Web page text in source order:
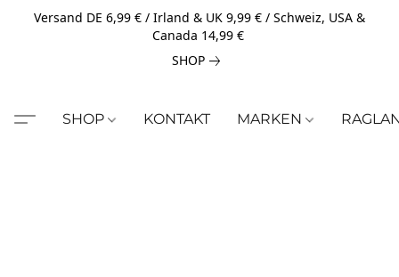
Versand DE 6,99 € / Irland & UK 9,99 € / Schweiz, USA &
Canada 14,99 €
SHOP
SHOP KONTAKT MARKEN